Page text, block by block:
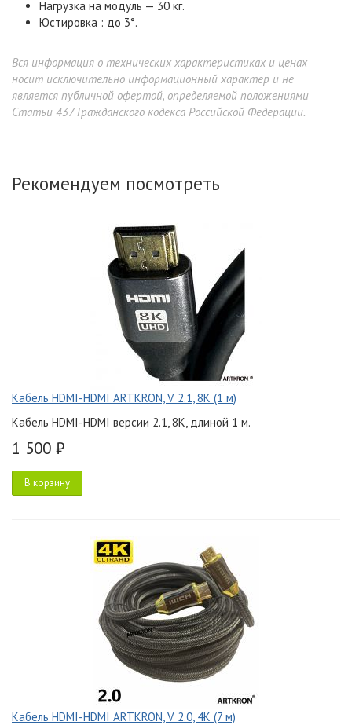
Нагрузка на модуль — 30 кг.
Юстировка : до 3°.
Вся информация о технических характеристиках и ценах
носит исключительно информационный характер и не
является публичной офертой, определяемой положениями
Статьи 437 Гражданского кодекса Российской Федерации.
Рекомендуем посмотреть
Кабель HDMI-HDMI ARTKRON, V 2.1, 8K (1 м)
Кабель HDMI-HDMI версии 2.1, 8K, длиной 1 м.
1 500 ₽
В корзину
Кабель HDMI-HDMI ARTKRON, V 2.0, 4K (7 м)